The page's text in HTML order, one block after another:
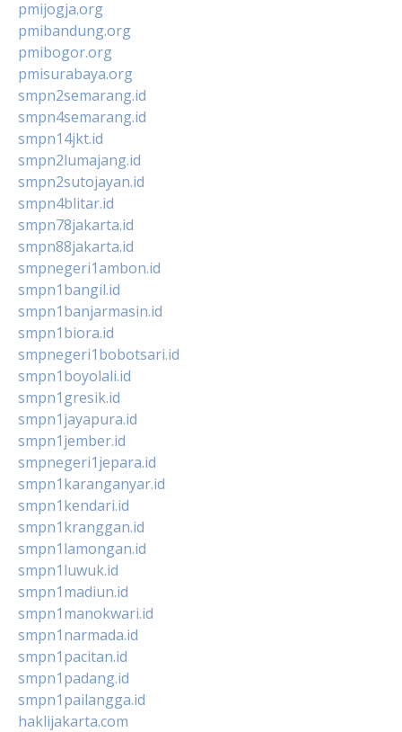
pmijogja.org
pmibandung.org
pmibogor.org
pmisurabaya.org
smpn2semarang.id
smpn4semarang.id
smpn14jkt.id
smpn2lumajang.id
smpn2sutojayan.id
smpn4blitar.id
smpn78jakarta.id
smpn88jakarta.id
smpnegeri1ambon.id
smpn1bangil.id
smpn1banjarmasin.id
smpn1biora.id
smpnegeri1bobotsari.id
smpn1boyolali.id
smpn1gresik.id
smpn1jayapura.id
smpn1jember.id
smpnegeri1jepara.id
smpn1karanganyar.id
smpn1kendari.id
smpn1kranggan.id
smpn1lamongan.id
smpn1luwuk.id
smpn1madiun.id
smpn1manokwari.id
smpn1narmada.id
smpn1pacitan.id
smpn1padang.id
smpn1pailangga.id
haklijakarta.com